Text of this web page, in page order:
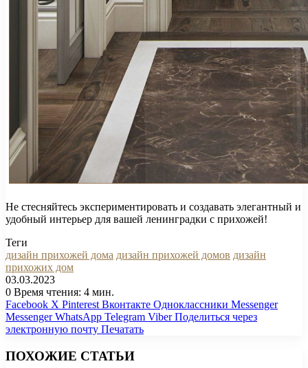
Не стесняйтесь экспериментировать и создавать элегантный и
удобный интерьер для вашей ленинградки с прихожей!
Теги
дизайн прихожей дома дизайн прихожей домов дизайн
прихожих дом
03.03.2023
0 Время чтения: 4 мин.
Facebook X Pinterest Вконтакте Одноклассники Messenger
Messenger WhatsApp Telegram Viber Поделиться через
электронную почту Печатать
ПОХОЖИЕ СТАТЬИ